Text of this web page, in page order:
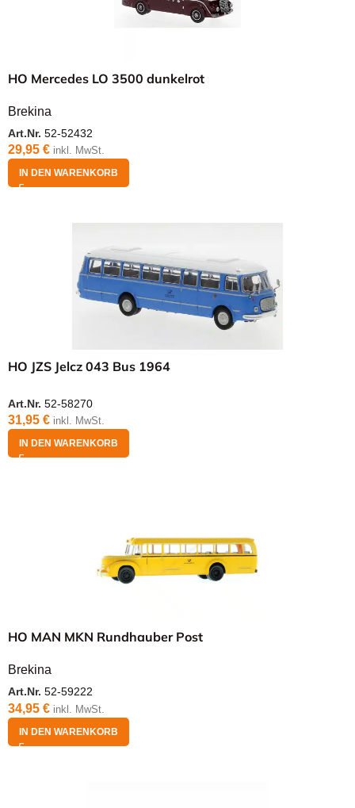
HO Mercedes LO 3500 dunkelrot
Brekina
Art.Nr. 52-52432
29,95 € inkl. MwSt.
IN DEN WARENKORB
HO JZS Jelcz 043 Bus 1964
Art.Nr. 52-58270
31,95 € inkl. MwSt.
IN DEN WARENKORB
HO MAN MKN Rundhauber Post
Brekina
Art.Nr. 52-59222
34,95 € inkl. MwSt.
IN DEN WARENKORB